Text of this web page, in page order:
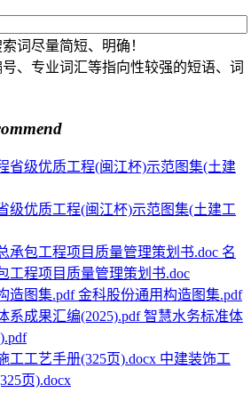
词尽量简短、明确！
、专业词汇等指向性较强的短语、词
级优质工程(闽江杯)示范图集(土建工
名
工程项目质量管理策划书.doc
金科股份通用构造图集.pdf
智慧水务标准体
中建装饰工
页).docx